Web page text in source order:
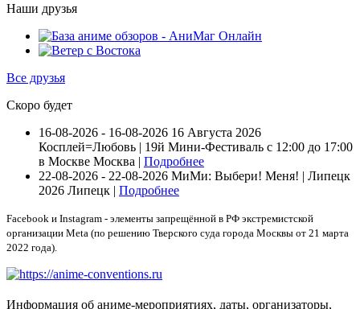
Наши друзья
Все друзья
Скоро будет
16-08-2026 - 16-08-2026 16 Августа 2026
Косплей=Любовь | 19й Мини-Фестиваль с 12:00 до 17:00
в Москве Москва | Подробнее
22-08-2026 - 22-08-2026 МиМи: Выбери! Меня! | Липецк
2026 Липецк | Подробнее
Facebook и Instagram - элементы запрещённой в РФ экстремистской
организации Meta (по решению Тверского суда города Москвы от 21 марта
2022 года).
Информация об аниме-мероприятиях, даты, организаторы,